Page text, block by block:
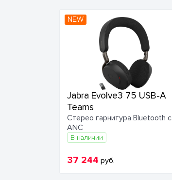
NEW
Jabra Evolve3 75 USB-A
Teams
Стерео гарнитура Bluetooth с
ANC
В наличии
37 244 руб.